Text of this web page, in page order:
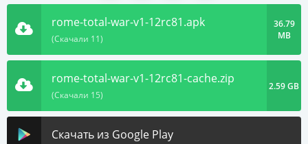
rome-total-war-v1-12rc81.apk
(Скачали 11)
36.79
MB
rome-total-war-v1-12rc81-cache.zip
(Скачали 15)
2.59 GB
Скачать из Google Play